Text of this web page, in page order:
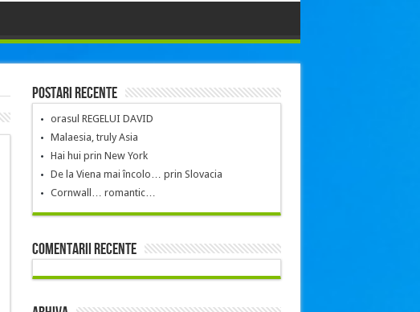
Postari recente
orasul REGELUI DAVID
Malaesia, truly Asia
Hai hui prin New York
De la Viena mai încolo… prin Slovacia
Cornwall… romantic…
Comentarii recente